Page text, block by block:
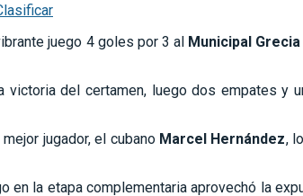
juego 4 goles por 3 al Municipal Grecia
victoria del certamen, luego dos empates
jugador, el cubano Marcel Hernández,
en la etapa complementaria aprovechó la